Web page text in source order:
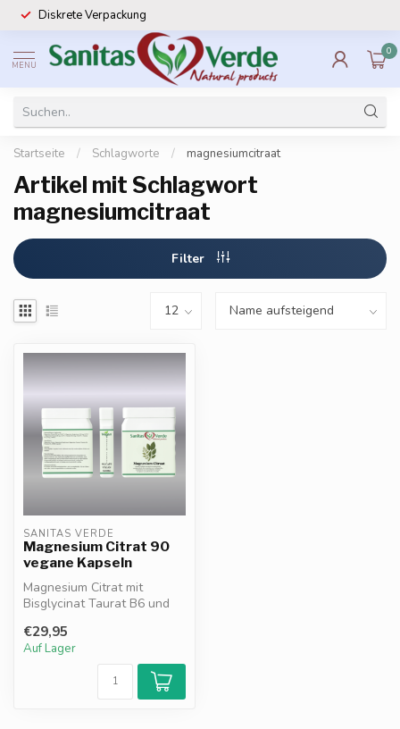
Diskrete Verpackung
MENU
0
Startseite / Schlagworte / magnesiumcitraat
Artikel mit Schlagwort
magnesiumcitraat
Filter
SANITAS VERDE
Magnesium Citrat 90
vegane Kapseln
Magnesium Citrat mit
Bisglycinat Taurat B6 und
Muskelfunktion Ner...
€29,95
Auf Lager